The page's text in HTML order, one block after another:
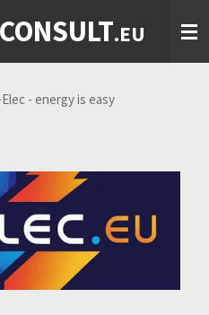
.EU
- energy is easy